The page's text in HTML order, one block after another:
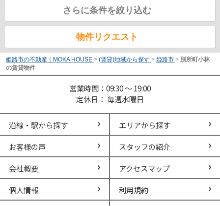
さらに条件を絞り込む
物件リクエスト
姫路市の不動産｜MOKA HOUSE > (賃貸)地域から探す > 姫路市 > 別所町小林
の賃貸物件
営業時間：09:30 ～ 19:00
定休日： 毎週水曜日
沿線・駅から探す エリアから探す
お客様の声 スタッフの紹介
会社概要 アクセスマップ
個人情報 利用規約